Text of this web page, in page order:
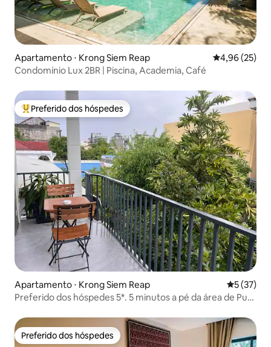
Apartamento ⋅ Krong Siem Reap 4,96 de uma
4,96 (25)
Condomínio Lux 2BR | Piscina, Academia, Café
Entre os melhores preferidos dos hóspedes
Preferido dos hóspedes
Apartamento ⋅ Krong Siem Reap 5 de uma
5 (37)
Preferido dos hóspedes 5*. 5 minutos a pé da área de Pub
Preferido dos hóspedes
Preferido dos hóspedes